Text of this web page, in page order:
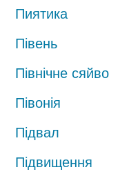
Пиятика
Півень
Північне сяйво
Півонія
Підвал
Підвищення